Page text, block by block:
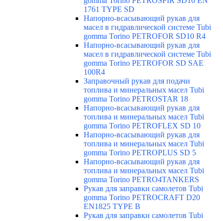
1761 TYPE SD
Напорно-всасывающий рукав для
масел в гидравлической системе Tubi
gomma Torino PETROFOR SD10 R4
Напорно-всасывающий рукав для
масел в гидравлической системе Tubi
gomma Torino PETROFOR SD SAE
100R4
Заправочный рукав для подачи
топлива и минеральных масел Tubi
gomma Torino PETROSTAR 18
Напорно-всасывающий рукав для
топлива и минеральных масел Tubi
gomma Torino PETROFLEX SD 10
Напорно-всасывающий рукав для
топлива и минеральных масел Tubi
gomma Torino PETROPLUS SD 5
Напорно-всасывающий рукав для
топлива и минеральных масел Tubi
gomma Torino PETRO4TANKERS
Рукав для заправки самолетов Tubi
gomma Torino PETROCRAFT D20
EN1825 TYPE B
Рукав для заправки самолетов Tubi